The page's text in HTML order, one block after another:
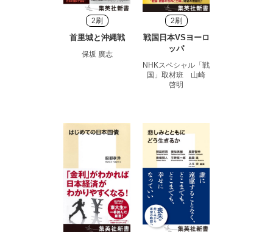
2刷
首里城と沖縄戦
保坂 廣志
2刷
戦国日本VSヨーロ
ッパ
NHKスペシャル「戦
国」取材班 山崎
啓明